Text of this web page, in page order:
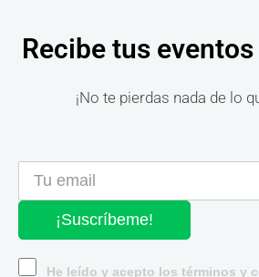
Recibe tus
¡No te pierdas nada de lo
¡Suscríbeme!
He leído y acepto los términos y